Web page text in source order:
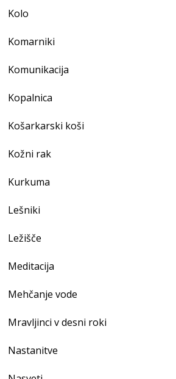
Kolo
Komarniki
Komunikacija
Kopalnica
Košarkarski koši
Kožni rak
Kurkuma
Lešniki
Ležišče
Meditacija
Mehčanje vode
Mravljinci v desni roki
Nastanitve